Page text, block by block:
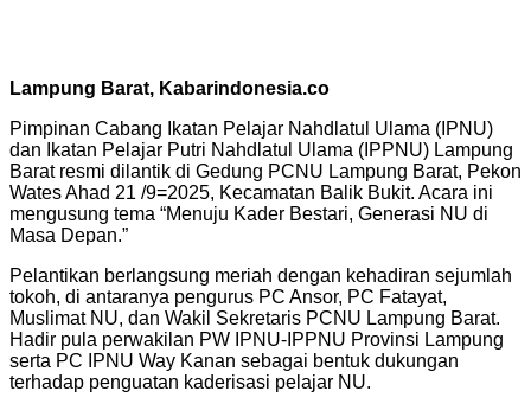
Lampung Barat, Kabarindonesia.co
Pimpinan Cabang Ikatan Pelajar Nahdlatul Ulama (IPNU)
dan Ikatan Pelajar Putri Nahdlatul Ulama (IPPNU) Lampung
Barat resmi dilantik di Gedung PCNU Lampung Barat, Pekon
Wates Ahad 21 /9=2025, Kecamatan Balik Bukit. Acara ini
mengusung tema “Menuju Kader Bestari, Generasi NU di
Masa Depan.”
Pelantikan berlangsung meriah dengan kehadiran sejumlah
tokoh, di antaranya pengurus PC Ansor, PC Fatayat,
Muslimat NU, dan Wakil Sekretaris PCNU Lampung Barat.
Hadir pula perwakilan PW IPNU-IPPNU Provinsi Lampung
serta PC IPNU Way Kanan sebagai bentuk dukungan
terhadap penguatan kaderisasi pelajar NU.